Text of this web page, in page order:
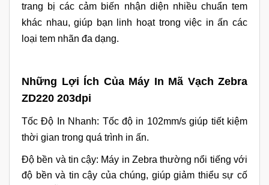
trang bị các cảm biến nhận diện nhiều chuẩn tem
khác nhau, giúp bạn linh hoạt trong việc in ấn các
loại tem nhãn đa dạng.
Những Lợi Ích Của Máy In Mã Vạch Zebra
ZD220 203dpi
Tốc Độ In Nhanh: Tốc độ in 102mm/s giúp tiết kiệm
thời gian trong quá trình in ấn.
Độ bền và tin cậy: Máy in Zebra thường nổi tiếng với
độ bền và tin cậy của chúng, giúp giảm thiểu sự cố